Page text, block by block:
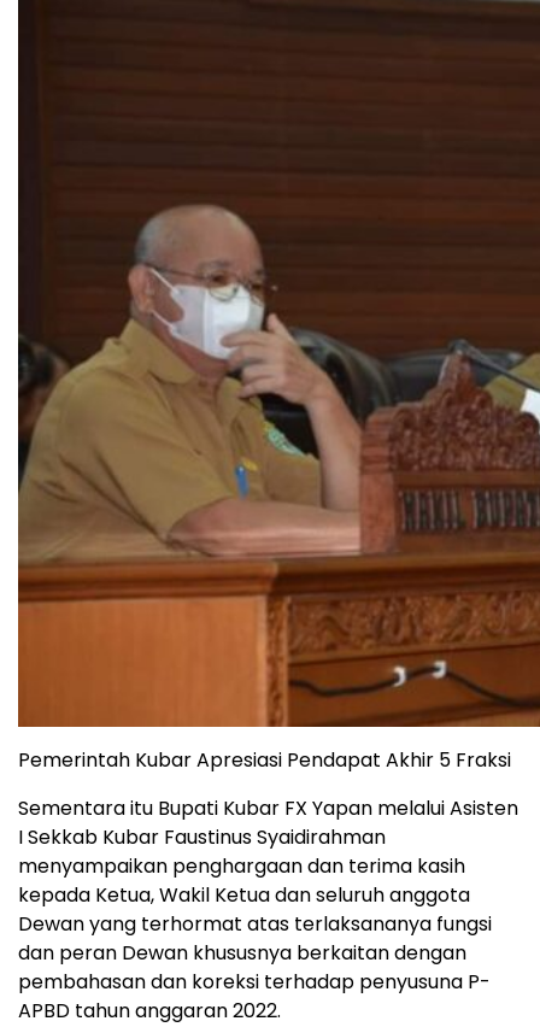
Pemerintah Kubar Apresiasi Pendapat Akhir 5 Fraksi
Sementara itu Bupati Kubar FX Yapan melalui Asisten
I Sekkab Kubar Faustinus Syaidirahman
menyampaikan penghargaan dan terima kasih
kepada Ketua, Wakil Ketua dan seluruh anggota
Dewan yang terhormat atas terlaksananya fungsi
dan peran Dewan khususnya berkaitan dengan
pembahasan dan koreksi terhadap penyusuna P-
APBD tahun anggaran 2022.